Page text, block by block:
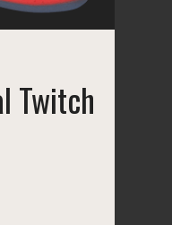
Twitch